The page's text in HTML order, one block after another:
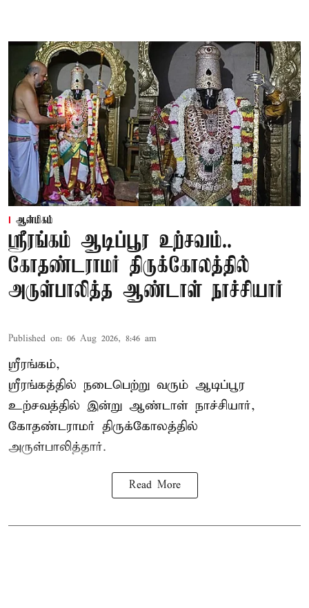
ஆன்மிகம்
ஸ்ரீரங்கம் ஆடிப்பூர உற்சவம்..
கோதண்டராமர் திருக்கோலத்தில்
அருள்பாலித்த ஆண்டாள் நாச்சியார்
Published on: 06 Aug 2026, 8:46 am
ஸ்ரீரங்கம்,
ஸ்ரீரங்கத்தில் நடைபெற்று வரும் ஆடிப்பூர
உற்சவத்தில் இன்று ஆண்டாள் நாச்சியார்,
கோதண்டராமர் திருக்கோலத்தில்
அருள்பாலித்தார்.
Read More